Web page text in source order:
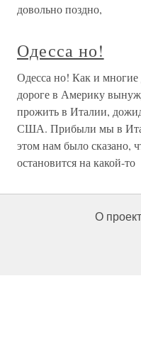
довольно поздно,
Одесса но!
Одесса но! Как и
дороге в Америку
прожить в Италии,
США. Прибыли мы в
этом нам было сказано,
остановится на какой-то
О